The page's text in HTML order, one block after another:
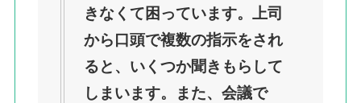
きなくて困っています。上司
から口頭で複数の指示をされ
ると、いくつか聞きもらして
しまいます。また、会議で